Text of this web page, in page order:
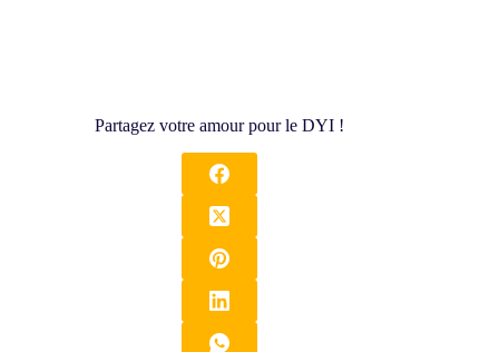
Partagez votre amour pour le DYI !